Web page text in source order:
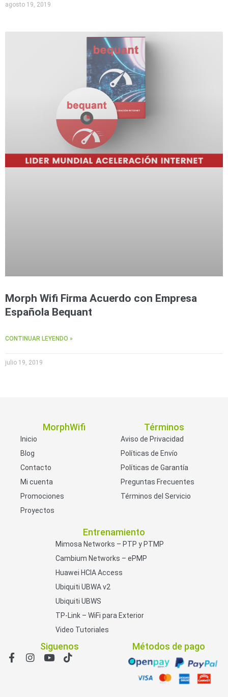
agosto 19, 2019
Morph Wifi Firma Acuerdo con Empresa
Española Bequant
CONTINUAR LEYENDO »
julio 19, 2019
MorphWifi
Inicio
Blog
Contacto
Mi cuenta
Promociones
Proyectos
Términos
Aviso de Privacidad
Políticas de Envío
Políticas de Garantía
Preguntas Frecuentes
Términos del Servicio
Entrenamiento
Mimosa Networks – PTP y PTMP
Cambium Networks – ePMP
Huawei HCIA Access
Ubiquiti UBWA v2
Ubiquiti UBWS
TP-Link – WiFi para Exterior
Video Tutoriales
Siguenos Métodos de pago